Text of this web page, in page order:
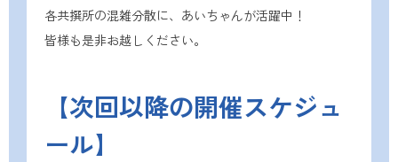
各共撰所の混雑分散に、あいちゃんが活躍中！
皆様も是非お越しください。
【次回以降の開催スケジュ
ール】